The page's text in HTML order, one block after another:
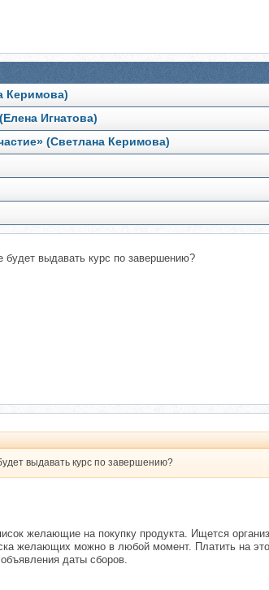
Керимова)
Игнатова)
(Светлана Керимова)
будет выдавать курс по завершению?
выдавать курс по завершению?
желающие на покупку продукта. Ищется
желающих можно в любой момент. Платить на
даты сборов.